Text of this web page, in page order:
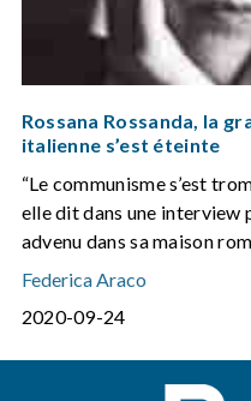
Rossana Rossanda, la
italienne s’est éteinte
“Le communisme s’est
elle dit dans une interview
advenu dans sa maison
Federica Araco
2020-09-24